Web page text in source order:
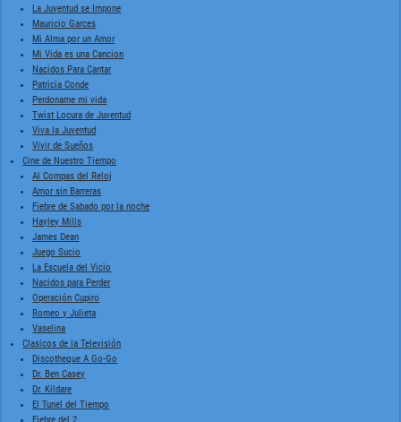
La Juventud se Impone
Mauricio Garces
Mi Alma por un Amor
Mi Vida es una Cancion
Nacidos Para Cantar
Patricia Conde
Perdoname mi vida
Twist Locura de Juventud
Viva la Juventud
Vivir de Sueños
Cine de Nuestro Tiempo
Al Compas del Reloj
Amor sin Barreras
Fiebre de Sabado por la noche
Hayley Mills
James Dean
Juego Sucio
La Escuela del Vicio
Nacidos para Perder
Operación Cupiro
Romeo y Julieta
Vaselina
Clasicos de la Televisión
Discotheque A Go-Go
Dr. Ben Casey
Dr. Kildare
El Tunel del Tiempo
Fiebre del 2